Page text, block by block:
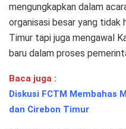
mengungkapkan dalam
organisasi besar yang tidak
Timur tapi juga mengawal
baru dalam proses
Baca juga :
Diskusi FCTM Membahas
dan Cirebon Timur